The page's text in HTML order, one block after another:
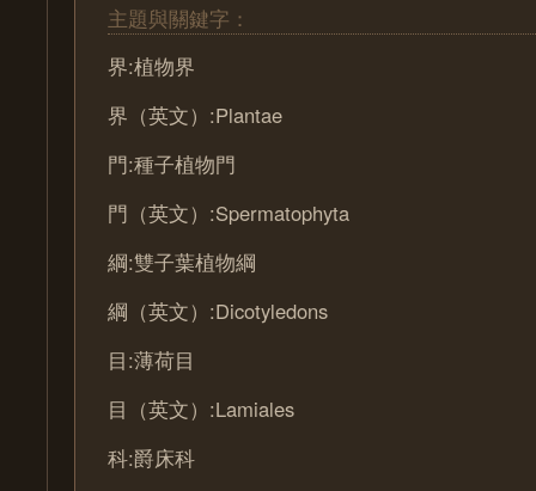
主題與關鍵字：
界:植物界
界（英文）:Plantae
門:種子植物門
門（英文）:Spermatophyta
綱:雙子葉植物綱
綱（英文）:Dicotyledons
目:薄荷目
目（英文）:Lamiales
科:爵床科